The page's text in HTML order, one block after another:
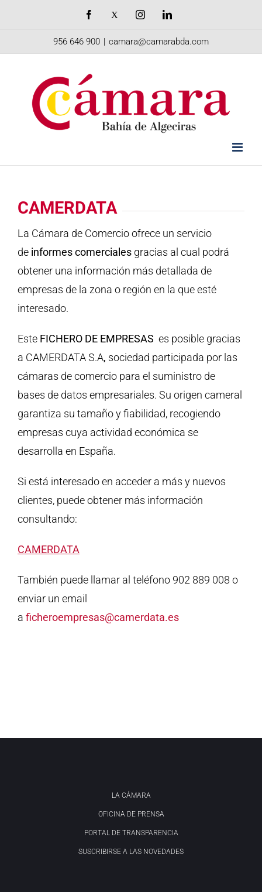
Facebook InstagramLinkedIn
956 646 900 | camara@camarabda.com
CAMERDATA
La Cámara de Comercio ofrece un servicio
de informes comerciales gracias al cual podrá
obtener una información más detallada de
empresas de la zona o región en la que esté
interesado.
Este FICHERO DE EMPRESAS es posible gracias
a CAMERDATA S.A, sociedad participada por las
cámaras de comercio para el suministro de
bases de datos empresariales. Su origen cameral
garantiza su tamaño y fiabilidad, recogiendo
empresas cuya actividad económica se
desarrolla en España.
Si está interesado en acceder a más y nuevos
clientes, puede obtener más información
consultando:
CAMERDATA
También puede llamar al teléfono 902 889 008 o
enviar un email
a ficheroempresas@camerdata.es
LA CÁMARA
OFICINA DE PRENSA
PORTAL DE TRANSPARENCIA
SUSCRIBIRSE A LAS NOVEDADES